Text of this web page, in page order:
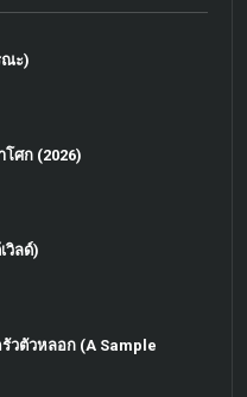
ณะ)
โศก (2026)
วิลด์)
วตัวหลอก (A Sample